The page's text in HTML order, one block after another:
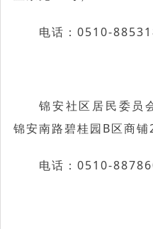
电话：0510-
锦安社区居民委员
锦安南路碧桂园B区商铺
电话：0510-